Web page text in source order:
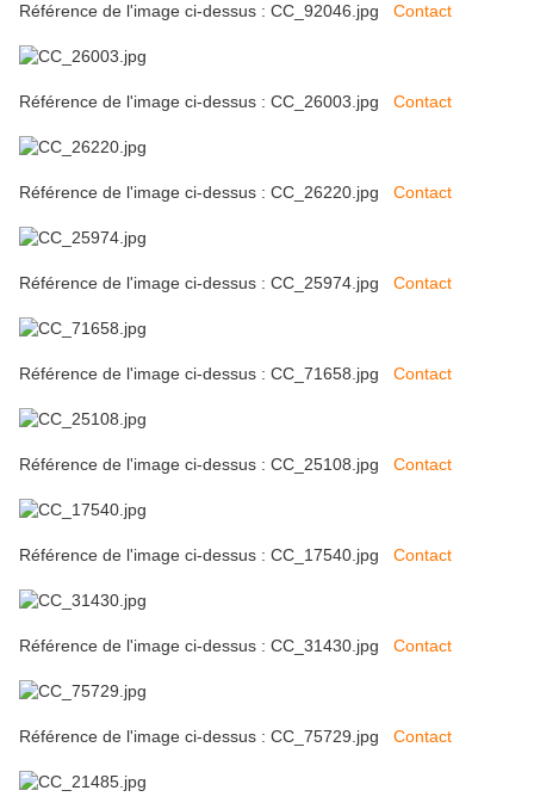
Référence de l'image ci-dessus : CC_92046.jpg Contact
Référence de l'image ci-dessus : CC_26003.jpg Contact
Référence de l'image ci-dessus : CC_26220.jpg Contact
Référence de l'image ci-dessus : CC_25974.jpg Contact
Référence de l'image ci-dessus : CC_71658.jpg Contact
Référence de l'image ci-dessus : CC_25108.jpg Contact
Référence de l'image ci-dessus : CC_17540.jpg Contact
Référence de l'image ci-dessus : CC_31430.jpg Contact
Référence de l'image ci-dessus : CC_75729.jpg Contact